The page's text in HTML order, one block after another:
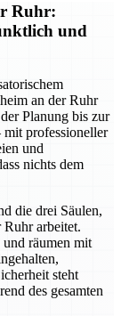
Ruhr:
und
an der Ruhr
Planung bis zur
professioneller
und
nichts dem
die drei Säulen,
arbeitet.
und räumen mit
steht
des gesamten